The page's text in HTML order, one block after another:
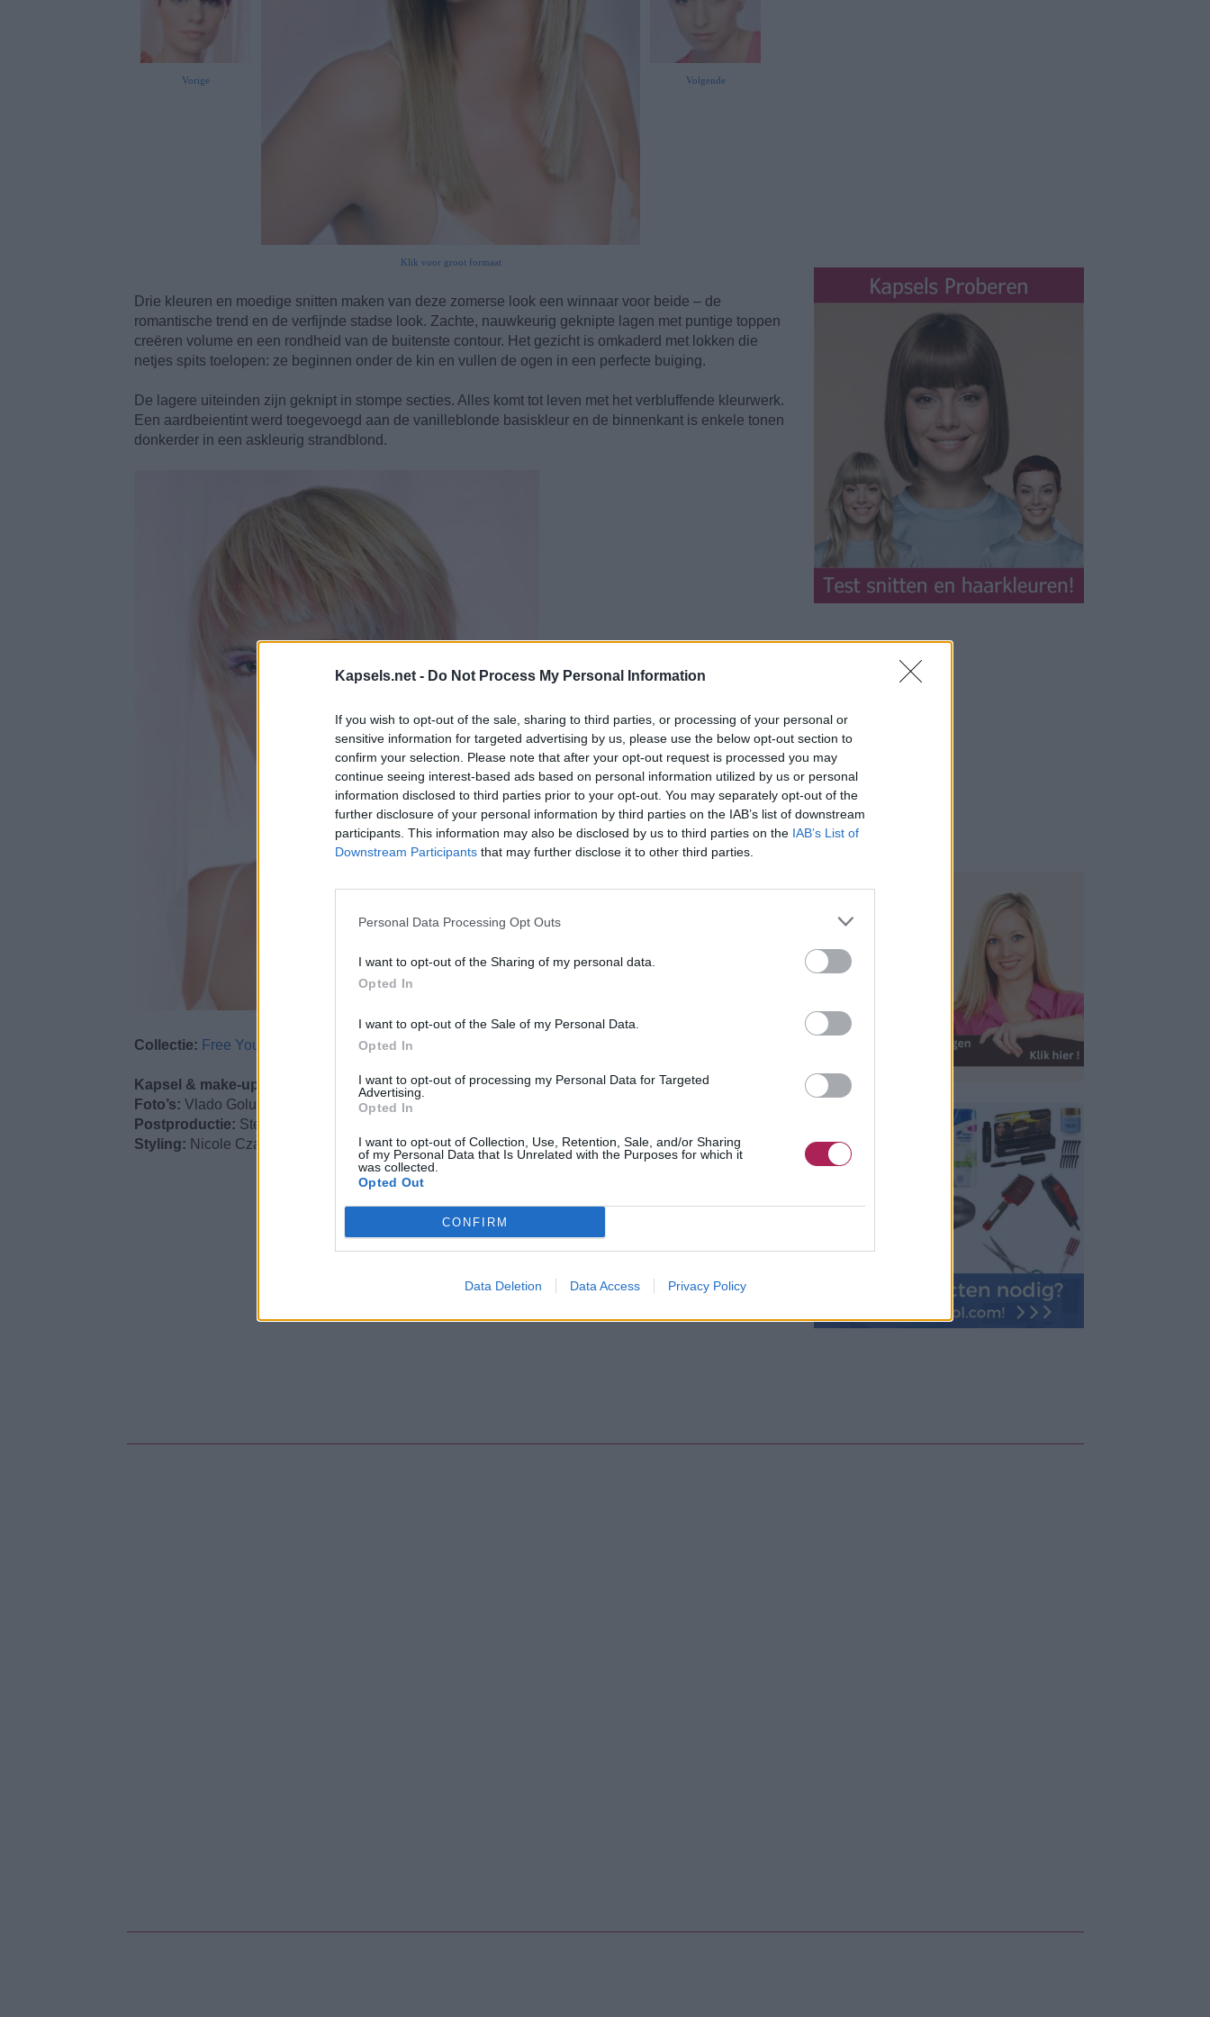
Kapsels.net - Do Not Process My Personal Information
If you wish to opt-out of the sale, sharing to third parties, or processing of your personal or
sensitive information for targeted advertising by us, please use the below opt-out section to
confirm your selection. Please note that after your opt-out request is processed you may
continue seeing interest-based ads based on personal information utilized by us or personal
information disclosed to third parties prior to your opt-out. You may separately opt-out of the
further disclosure of your personal information by third parties on the IAB’s list of downstream
participants. This information may also be disclosed by us to third parties on the IAB’s List of
Downstream Participants that may further disclose it to other third parties.
Personal Data Processing Opt Outs
I want to opt-out of the Sharing of my personal data.
Opted In
I want to opt-out of the Sale of my Personal Data.
Opted In
I want to opt-out of processing my Personal Data for Targeted
Advertising.
Opted In
I want to opt-out of Collection, Use, Retention, Sale, and/or Sharing
of my Personal Data that Is Unrelated with the Purposes for which it
was collected.
Opted Out
CONFIRM
Data Deletion Data Access Privacy Policy
Vorige
Klik voor groot formaat
Volgende
Drie kleuren en moedige snitten maken van deze zomerse look een winnaar voor beide – de
romantische trend en de verfijnde stadse look. Zachte, nauwkeurig geknipte lagen met puntige toppen
creëren volume en een rondheid van de buitenste contour. Het gezicht is omkaderd met lokken die
netjes spits toelopen: ze beginnen onder de kin en vullen de ogen in een perfecte buiging.
De lagere uiteinden zijn geknipt in stompe secties. Alles komt tot leven met het verbluffende kleurwerk.
Een aardbeientint werd toegevoegd aan de vanilleblonde basiskleur en de binnenkant is enkele tonen
donkerder in een askleurig strandblond.
Collectie: Free Your Silence
Kapsel & make-up:
J. 7 artistiek team
Foto’s: Vlado Golub
Postproductie: Steffen Müller
Styling: Nicole Czapalla